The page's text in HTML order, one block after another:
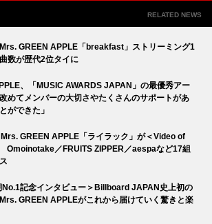
RELATED NEWS
Mrs. GREEN APPLE「breakfast」ストリーミング1
数が歴代2位タイに
、「MUSIC AWARDS JAPAN」の最優秀アー
めてメンバーの大切さやたくさんのサポートがあ
ができた」
Mrs. GREEN APPLE「ライラック」が＜Video of
／FRUITS ZIPPER／aespaなど17組
No.1記念インタビュー＞Billboard JAPAN史上初の
GREEN APPLEがこれから届けていく驚きと楽